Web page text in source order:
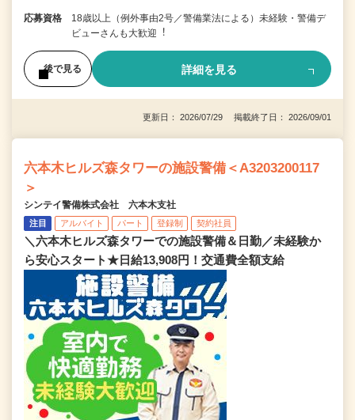
応募資格
18歳以上（例外事由2号／警備業法による）未経験・警備デ
ビューさんも⼤歓迎︕
後で見る 詳細を見る
更新日： 2026/07/29 掲載終了日： 2026/09/01
六本木ヒルズ森タワーの施設警備＜A3203200117
＞
シンテイ警備株式会社 六本木支社
注目 アルバイト パート 登録制 契約社員
＼六本木ヒルズ森タワーでの施設警備＆日勤／未経験か
ら安心スタート★日給13,908円！交通費全額支給